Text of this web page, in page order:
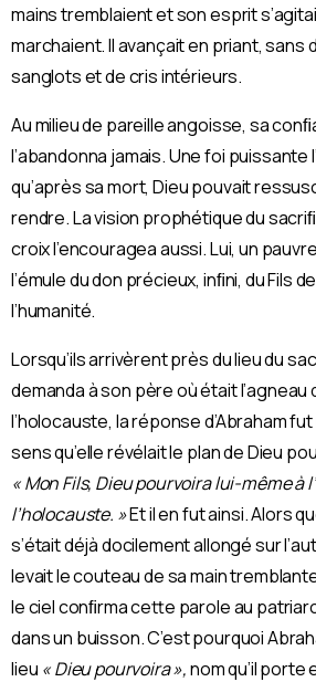
mains tremblaient et son esprit
marchaient. Il avançait en priant, sans
sanglots et de cris intérieurs.
Au milieu de pareille angoisse, sa
l’abandonna jamais. Une foi puissante
qu’après sa mort, Dieu pouvait
rendre. La vision prophétique du
croix l’encouragea aussi. Lui, un
l’émule du don précieux, inﬁni, du Fils
l’humanité.
Lorsqu’ils arrivèrent près du lieu du
demanda à son père où était l’agneau
l’holocauste, la réponse d’Abraham
sens qu’elle révélait le plan de Dieu
« Mon Fils, Dieu pourvoira lui-même à
l’holocauste. »Et il en fut ainsi. Alors
s’était déjà docilement allongé sur
levait le couteau de sa main
le ciel conﬁrma cette parole au
dans un buisson. C’est pourquoi
lieu « Dieu pourvoira »,nom qu’il porte